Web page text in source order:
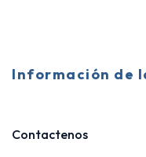
Información de
Contactenos